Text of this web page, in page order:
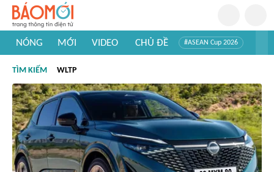
NÓNG MỚI VIDEO CHỦ ĐỀ #ASEAN Cup 2026
#Khám phá thế giới
TÌM KIẾM WLTP